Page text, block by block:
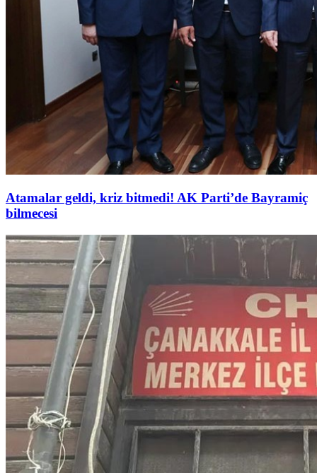
Atamalar geldi, kriz bitmedi! AK Parti’de Bayramiç
bilmecesi